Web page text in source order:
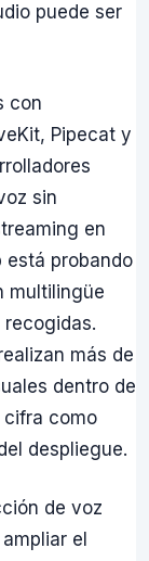
puede ser
con
Pipecat y
sin
en
está probando
multilingüe
más de
dentro de
cifra como
despliegue.
de voz
el